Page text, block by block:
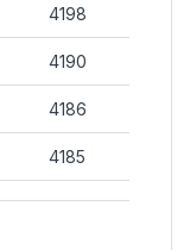
4198
4190
4186
4185